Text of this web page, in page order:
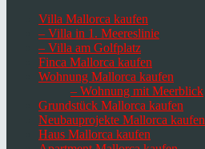
Villa Mallorca kaufen
– Villa in 1. Meereslinie
– Villa am Golfplatz
Finca Mallorca kaufen
Wohnung Mallorca kaufen
– Wohnung mit Meerblick
Grundstück Mallorca kaufen
Neubauprojekte Mallorca kaufen
Haus Mallorca kaufen